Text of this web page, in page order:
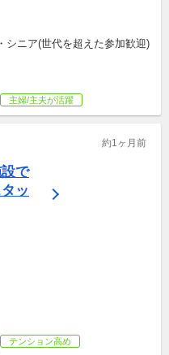
ニア(世代を超えた参加歓迎)
主婦/主夫が活躍
約1ヶ月前
で
ッ
テンション高め